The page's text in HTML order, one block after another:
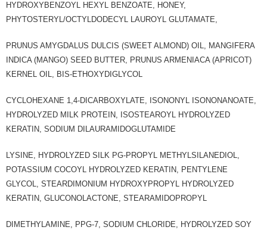
HYDROXYBENZOYL HEXYL BENZOATE, HONEY,
PHYTOSTERYL/OCTYLDODECYL LAUROYL GLUTAMATE,
PRUNUS AMYGDALUS DULCIS (SWEET ALMOND) OIL, MANGIFERA
INDICA (MANGO) SEED BUTTER, PRUNUS ARMENIACA (APRICOT)
KERNEL OIL, BIS-ETHOXYDIGLYCOL
CYCLOHEXANE 1,4-DICARBOXYLATE, ISONONYL ISONONANOATE,
HYDROLYZED MILK PROTEIN, ISOSTEAROYL HYDROLYZED
KERATIN, SODIUM DILAURAMIDOGLUTAMIDE
LYSINE, HYDROLYZED SILK PG-PROPYL METHYLSILANEDIOL,
POTASSIUM COCOYL HYDROLYZED KERATIN, PENTYLENE
GLYCOL, STEARDIMONIUM HYDROXYPROPYL HYDROLYZED
KERATIN, GLUCONOLACTONE, STEARAMIDOPROPYL
DIMETHYLAMINE, PPG-7, SODIUM CHLORIDE, HYDROLYZED SOY